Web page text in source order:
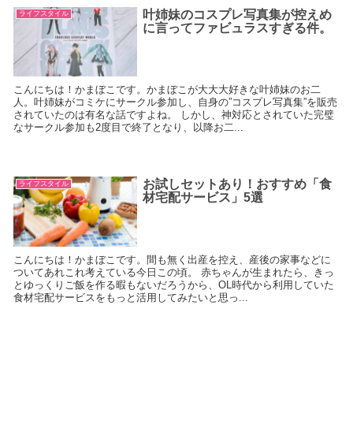
ライフスタイル
叶姉妹のコスプレ写真集が控えめ
に言ってファビュラスすぎる件。
こんにちは！かまぼこです。かまぼこが大大大好きな叶姉妹のお二
人。叶姉妹がコミケにサークル参加し、自身の”コスプレ写真集”を販売
されていたのは有名な話ですよね。 しかし、神対応とされていた完璧
なサークル参加も2度目で終了となり、以降お二...
ライフスタイル
お試しセットあり！おすすめ「食
材宅配サービス」5選
こんにちは！かまぼこです。間も無く出産を控え、産後の家事などに
ついてあれこれ考えている今日この頃。 赤ちゃんが生まれたら、きっ
とゆっくりご飯を作る暇もないだろうから、OL時代から利用していた
食材宅配サービスをもっと活用してみたいと思っ...